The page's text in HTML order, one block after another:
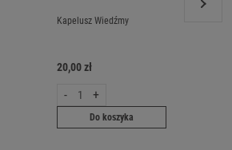
Kapelusz Wiedźmy
20,00 zł
- +
Do koszyka